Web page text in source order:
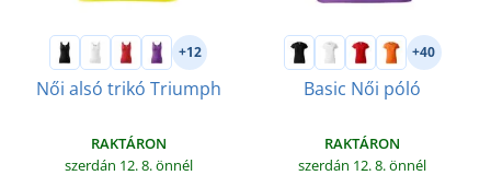
+12
Női alsó trikó Triumph
RAKTÁRON
szerdán 12. 8.önnél
+40
Basic Női póló
RAKTÁRON
szerdán 12. 8.önnél